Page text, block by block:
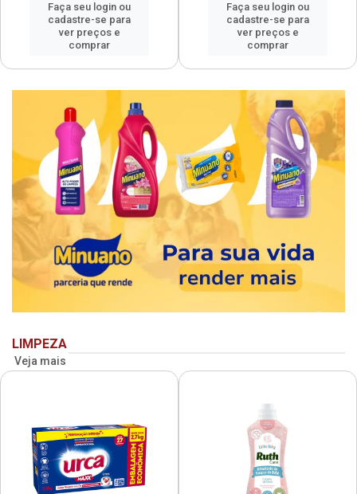
Faça seu login ou
cadastre-se para
ver preços e
comprar
Faça seu login ou
cadastre-se para
ver preços e
comprar
LIMPEZA
Veja mais